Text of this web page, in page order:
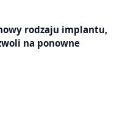
rodzaju implantu,
na ponowne